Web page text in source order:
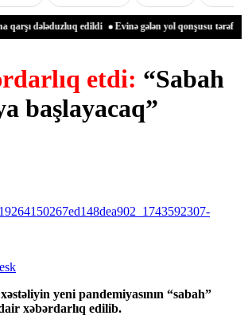
dələduzluq edildi Evinə gələn yol qonşusu tərəfindən
etdi: “Sabah
başlayacaq”
yeni pandemiyasının “sabah”
xəbərdarlıq edilib.